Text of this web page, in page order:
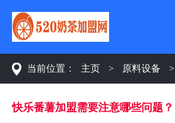
当前位置： 主页 > 原料设备 >
快乐番薯加盟需要注意哪些问题？